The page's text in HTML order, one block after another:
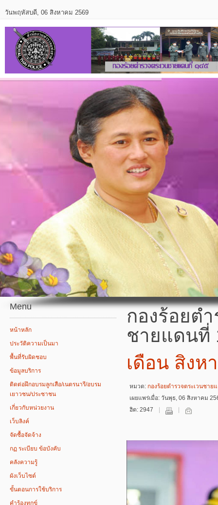
วันพฤหัสบดี, 06 สิงหาคม 2569
Menu
หน้าหลัก
ประวัติความเป็นมา
พื้นที่รับผิดชอบ
ข้อมูลบริการ
ติดต่อฝึกอบรมลูกเสือ/เนตรนารี/อบรม
เยาวชน/ประชาชน
เกี่ยวกับหน่วยงาน
เว็บลิงค์
จัดซื้อจัดจ้าง
กฏ ระเบียบ ข้อบังคับ
คลังความรู้
ผังเว็บไซต์
ขั้นตอนการใช้บริการ
คำร้องทุกข์
กองร้อยต
ชายแดนที่
เดือน สิงห
หมวด: กองร้อยตำรวจตระเวนชาย
เผยแพร่เมื่อ: วันพุธ, 06 สิงหาคม
ฮิต: 2947